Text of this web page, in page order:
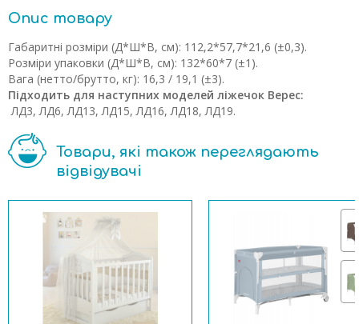
Опис товару
Габаритні розміри (Д*Ш*В, см): 112,2*57,7*21,6 (±0,3).
Розміри упаковки (Д*Ш*В, см): 132*60*7 (±1).
Вага (нетто/брутто, кг): 16,3 / 19,1 (±3).
Підходить для наступних моделей ліжечок Верес:
ЛД3, ЛД6, ЛД13, ЛД15, ЛД16, ЛД18, ЛД19.
Товари, які також переглядають
відвідувачі